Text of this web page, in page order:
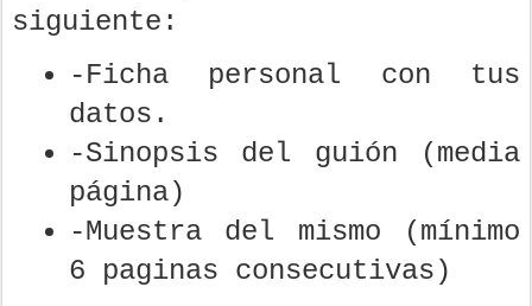
siguiente:
-Ficha personal con tus
datos.
-Sinopsis del guión (media
página)
-Muestra del mismo (mínimo
6 paginas consecutivas)